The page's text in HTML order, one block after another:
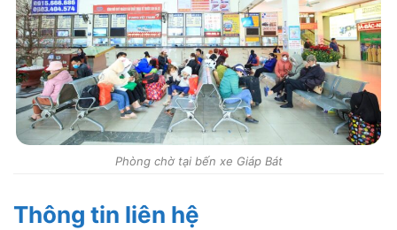
Phòng chờ tại bến xe Giáp Bát
Thông tin liên hệ